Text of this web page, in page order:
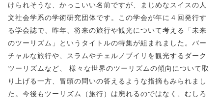
けられそうな、かっこいい名前ですが、まじめなスイスの人
文社会学系の学術研究団体です。この学会が年に４回発行す
る学会誌で、昨年、将来の旅行や観光について考える「未来
のツーリズム」というタイトルの特集が組まれました。バー
チャルな旅行や、スラムやチェルノブイリを観光するダーク
ツーリズムなど、 様々な世界のツーリズムの傾向について取
り上げる一方、冒頭の問いの答えるような指摘もみられまし
た。今後もツーリズム（旅行）は廃れるのではなく、むしろ